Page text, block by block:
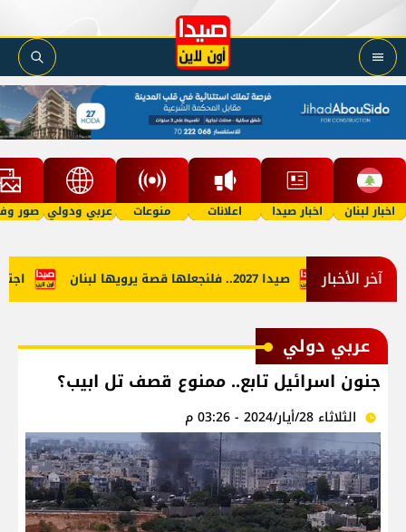
اخبار لبنان اخبار صيدا اعلانات منوعات عربي ودولي صور
آخر الأخبار صيدا 2027.. فلنجعلها قصة يرويها لبنان
عربي دولي
جنون اسرائيل تابع.. ممنوع قصف تل ابيب؟
الثلاثاء 28/أيار/2024 - 03:26 م